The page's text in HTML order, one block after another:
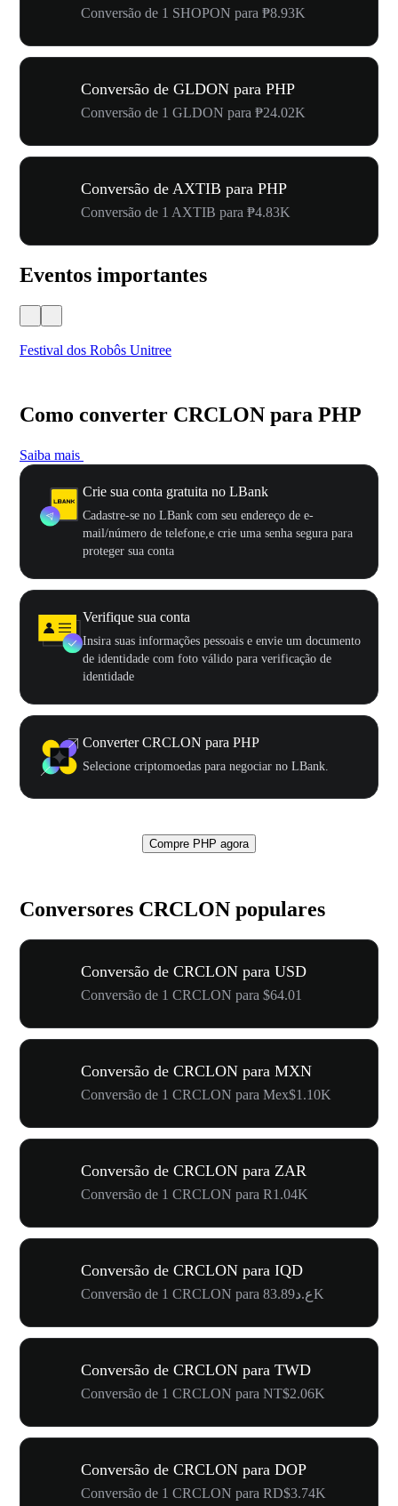
Conversão de 1 SHOPON para ₱8.93K
Conversão de GLDON para PHP
Conversão de 1 GLDON para ₱24.02K
Conversão de AXTIB para PHP
Conversão de 1 AXTIB para ₱4.83K
Eventos importantes
Festival dos Robôs Unitree
Como converter CRCLON para PHP
Saiba mais
Crie sua conta gratuita no LBank
Cadastre-se no LBank com seu endereço de e-
mail/número de telefone,e crie uma senha segura para
proteger sua conta
Verifique sua conta
Insira suas informações pessoais e envie um documento
de identidade com foto válido para verificação de
identidade
Converter CRCLON para PHP
Selecione criptomoedas para negociar no LBank.
Compre PHP agora
Conversores CRCLON populares
Conversão de CRCLON para USD
Conversão de 1 CRCLON para $64.01
Conversão de CRCLON para MXN
Conversão de 1 CRCLON para Mex$1.10K
Conversão de CRCLON para ZAR
Conversão de 1 CRCLON para R1.04K
Conversão de CRCLON para IQD
Conversão de 1 CRCLON para ع.د83.89K
Conversão de CRCLON para TWD
Conversão de 1 CRCLON para NT$2.06K
Conversão de CRCLON para DOP
Conversão de 1 CRCLON para RD$3.74K